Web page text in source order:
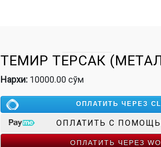
ТЕМИР ТЕРСАК
Нархи: 10000.00 сўм
ОПЛАТИТЬ ЧЕРЕЗ
ОПЛАТИТЬ С
ОПЛАТИТЬ ЧЕРЕЗ